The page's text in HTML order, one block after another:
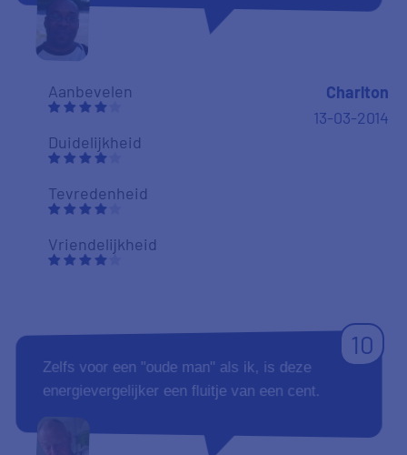
Aanbevelen
Duidelijkheid
Tevredenheid
Vriendelijkheid
Charlton
13-03-2014
10
Zelfs voor een "oude man" als ik, is deze
energievergelijker een fluitje van een cent.